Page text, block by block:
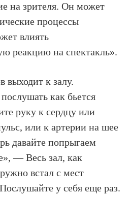
на зрителя. Он может
процессы
влиять
реакцию на спектакль».
выходит к залу.
как бьется
руку к сердцу или
или к артерии на шее
давайте попрыгаем
— Весь зал, как
встал с мест
у себя еще раз.